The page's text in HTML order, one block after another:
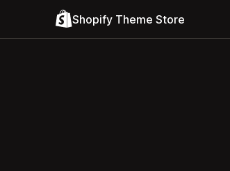
Shopify Theme Store